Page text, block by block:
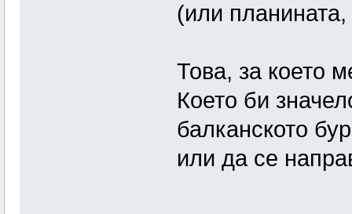
(или
Това, за което
Което би
балканското
или да се